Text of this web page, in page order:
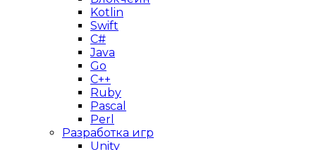
Kotlin
Swift
C#
Java
Go
C++
Ruby
Pascal
Perl
Разработка игр
Unity